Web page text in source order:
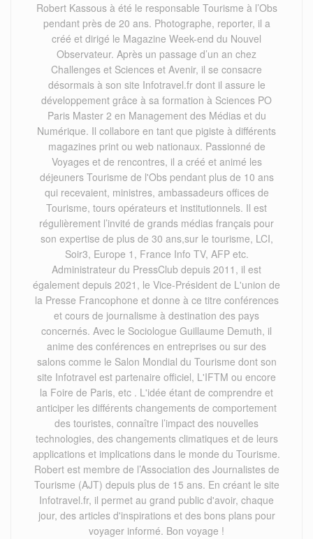
Robert Kassous à été le responsable Tourisme à l’Obs
pendant près de 20 ans. Photographe, reporter, il a
créé et dirigé le Magazine Week-end du Nouvel
Observateur. Après un passage d’un an chez
Challenges et Sciences et Avenir, il se consacre
désormais à son site Infotravel.fr dont il assure le
développement grâce à sa formation à Sciences PO
Paris Master 2 en Management des Médias et du
Numérique. Il collabore en tant que pigiste à différents
magazines print ou web nationaux. Passionné de
Voyages et de rencontres, il a créé et animé les
déjeuners Tourisme de l'Obs pendant plus de 10 ans
qui recevaient, ministres, ambassadeurs offices de
Tourisme, tours opérateurs et institutionnels. Il est
régulièrement l’invité de grands médias français pour
son expertise de plus de 30 ans,sur le tourisme, LCI,
Soir3, Europe 1, France Info TV, AFP etc.
Administrateur du PressClub depuis 2011, il est
également depuis 2021, le Vice-Président de L'union de
la Presse Francophone et donne à ce titre conférences
et cours de journalisme à destination des pays
concernés. Avec le Sociologue Guillaume Demuth, il
anime des conférences en entreprises ou sur des
salons comme le Salon Mondial du Tourisme dont son
site Infotravel est partenaire officiel, L'IFTM ou encore
la Foire de Paris, etc . L'idée étant de comprendre et
anticiper les différents changements de comportement
des touristes, connaître l’impact des nouvelles
technologies, des changements climatiques et de leurs
applications et implications dans le monde du Tourisme.
Robert est membre de l’Association des Journalistes de
Tourisme (AJT) depuis plus de 15 ans. En créant le site
Infotravel.fr, il permet au grand public d'avoir, chaque
jour, des articles d'inspirations et des bons plans pour
voyager informé. Bon voyage !